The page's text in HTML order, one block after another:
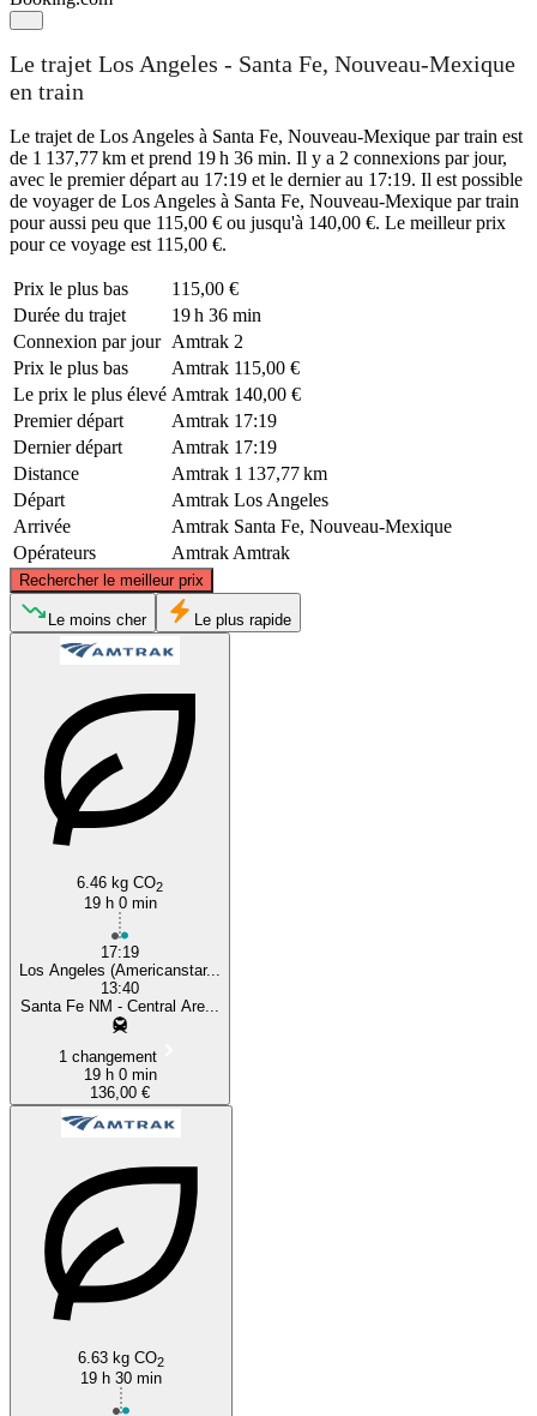
Le trajet Los Angeles - Santa Fe, Nouveau-Mexique
en train
Le trajet de Los Angeles à Santa Fe, Nouveau-Mexique par train est
de 1 137,77 km et prend 19 h 36 min. Il y a 2 connexions par jour,
avec le premier départ au 17:19 et le dernier au 17:19. Il est possible
de voyager de Los Angeles à Santa Fe, Nouveau-Mexique par train
pour aussi peu que 115,00 € ou jusqu'à 140,00 €. Le meilleur prix
pour ce voyage est 115,00 €.
Prix ​​le plus bas
115,00 €
Durée du trajet
19 h 36 min
Connexion par jour Amtrak 2
Prix ​​le plus bas
Amtrak 115,00 €
Le prix le plus élevé Amtrak 140,00 €
Premier départ
Amtrak 17:19
Dernier départ
Amtrak 17:19
Distance
Amtrak 1 137,77 km
Départ
Amtrak Los Angeles
Arrivée
Amtrak Santa Fe, Nouveau-Mexique
Opérateurs
Amtrak Amtrak
Rechercher le meilleur prix
Los Angeles, CA
©CARTO
Le moins cher Le plus rapide
6.46 kg CO2
19 h 0 min
17:19
Los Angeles (Americanstar...
13:40
Santa Fe NM - Central Are...
1 changement
19 h 0 min
136,00 €
6.63 kg CO2
19 h 30 min